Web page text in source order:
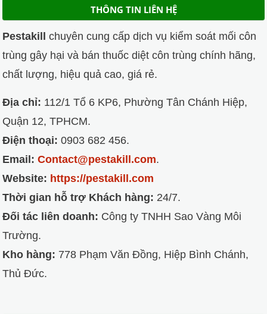
THÔNG TIN LIÊN HỆ
Pestakill
chuyên cung cấp dịch vụ kiểm soát mối côn
trùng gây hại và bán thuốc diệt côn trùng chính hãng,
chất lượng, hiệu quả cao, giá rẻ.
Địa chỉ: 112/1 Tổ 6 KP6, Phường Tân Chánh Hiệp,
Quận 12, TPHCM.
Điện thoại: 0903 682 456.
Email: Contact@pestakill.com.
Website: https://pestakill.com
Thời gian hỗ trợ Khách hàng: 24/7.
Đối tác liên doanh: Công ty TNHH Sao Vàng Môi
Trường.
Kho hàng: 778 Phạm Văn Đồng, Hiệp Bình Chánh,
Thủ Đức.